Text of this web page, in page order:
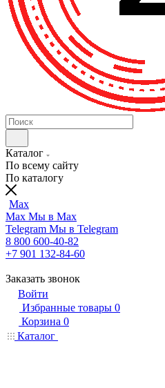
Каталог
По всему сайту
По каталогу
Max
Max Мы в Max
Telegram Мы в Telegram
8 800 600-40-82
+7 901 132-84-60
Заказать звонок
Войти
Избранные товары 0
Корзина 0
Каталог